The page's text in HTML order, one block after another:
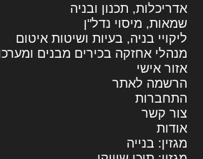
אדריכלות, תכנון ובניה
שמאות, מיסוי נדל"ן
ליקויי בניה, בעיות ושיטות איטום
מנהלי אחזקה בכירים מבנים
אזור אישי
הרשמה לאתר
התחברות
צור קשר
אודות
מגזין: בנייה